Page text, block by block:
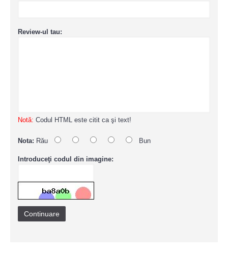
Review-ul tau:
Notă: Codul HTML este citit ca şi text!
Nota: Rău Bun
Introduceţi codul din imagine:
Continuare